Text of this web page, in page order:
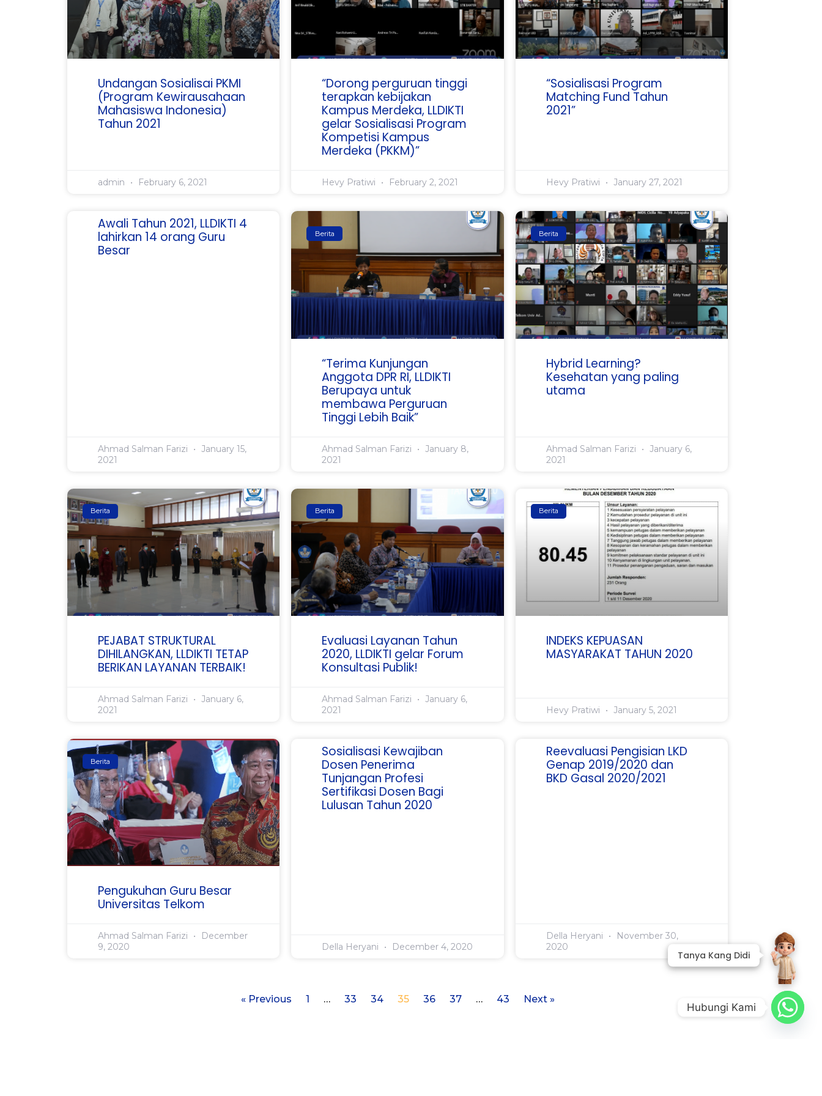
Undangan Sosialisai PKMI
(Program Kewirausahaan
Mahasiswa Indonesia)
Tahun 2021
admin February 6, 2021
“Dorong perguruan tinggi
terapkan kebijakan
Kampus Merdeka, LLDIKTI
gelar Sosialisasi Program
Kompetisi Kampus
Merdeka (PKKM)”
Hevy Pratiwi February 2, 2021
“Sosialisasi Program
Matching Fund Tahun
2021”
Hevy Pratiwi January 27, 2021
Awali Tahun 2021, LLDIKTI 4
lahirkan 14 orang Guru
Besar
Ahmad Salman Farizi
January 15,
2021
Berita
“Terima Kunjungan
Anggota DPR RI, LLDIKTI
Berupaya untuk
membawa Perguruan
Tinggi Lebih Baik”
Ahmad Salman Farizi
January 8,
2021
Berita
Hybrid Learning?
Kesehatan yang paling
utama
Ahmad Salman Farizi
January 6,
2021
Berita
PEJABAT STRUKTURAL
DIHILANGKAN, LLDIKTI TETAP
BERIKAN LAYANAN TERBAIK!
Ahmad Salman Farizi
January 6,
2021
Berita
Evaluasi Layanan Tahun
2020, LLDIKTI gelar Forum
Konsultasi Publik!
Ahmad Salman Farizi
January 6,
2021
Berita
INDEKS KEPUASAN
MASYARAKAT TAHUN 2020
Hevy Pratiwi January 5, 2021
Berita
Pengukuhan Guru Besar
Universitas Telkom
Ahmad Salman Farizi
December
9, 2020
Sosialisasi Kewajiban
Dosen Penerima
Tunjangan Profesi
Sertifikasi Dosen Bagi
Lulusan Tahun 2020
Della Heryani December 4, 2020
Reevaluasi Pengisian LKD
Genap 2019/2020 dan
BKD Gasal 2020/2021
Della Heryani
November 30,
2020
« Previous 1 … 33 34 35 36 37 … 43 Next »
Hubungi Kami